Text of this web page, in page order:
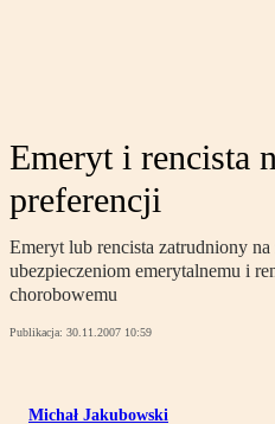
Emeryt i rencista
preferencji
Emeryt lub rencista zatrudniony
ubezpieczeniom emerytalnemu i
chorobowemu
Publikacja: 30.11.2007 10:59
Michał Jakubowski